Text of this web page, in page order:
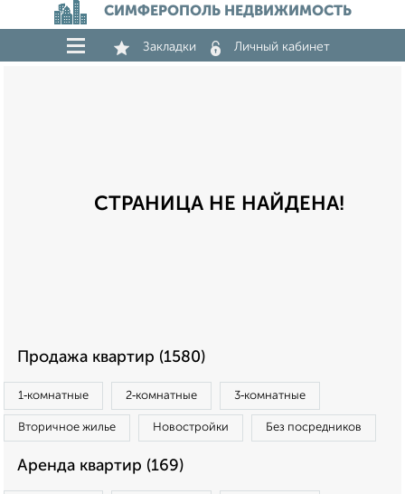
СИМФЕРОПОЛЬ НЕДВИЖИМОСТЬ
Закладки Личный кабинет
СТРАНИЦА НЕ НАЙДЕНА!
Продажа квартир (1580)
1‑комнатные 2‑комнатные 3‑комнатные
Вторичное жилье Новостройки Без посредников
Аренда квартир (169)